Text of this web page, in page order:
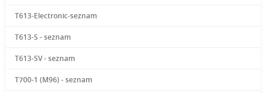
T613-Electronic-seznam
T613-S - seznam
T613-SV - seznam
T700-1 (M96) - seznam